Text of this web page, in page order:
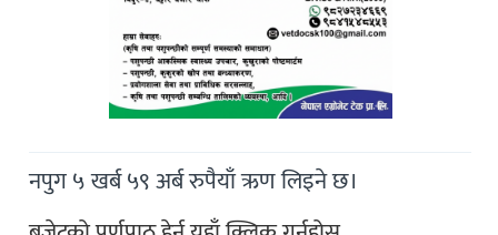
नपुग ५ खर्ब ५९ अर्ब रुपैयाँ ऋण लिइने छ।